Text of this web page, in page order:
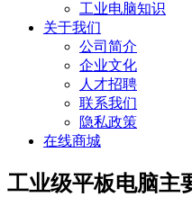
工业电脑知识
关于我们
公司简介
企业文化
人才招聘
联系我们
隐私政策
在线商城
工业级平板电脑主